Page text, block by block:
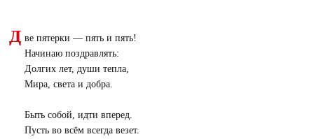
Д ве пятерки — пять и пять!
Начинаю поздравлять:
Долгих лет, души тепла,
Мира, света и добра.
Быть собой, идти вперед.
Пусть во всём всегда везет.